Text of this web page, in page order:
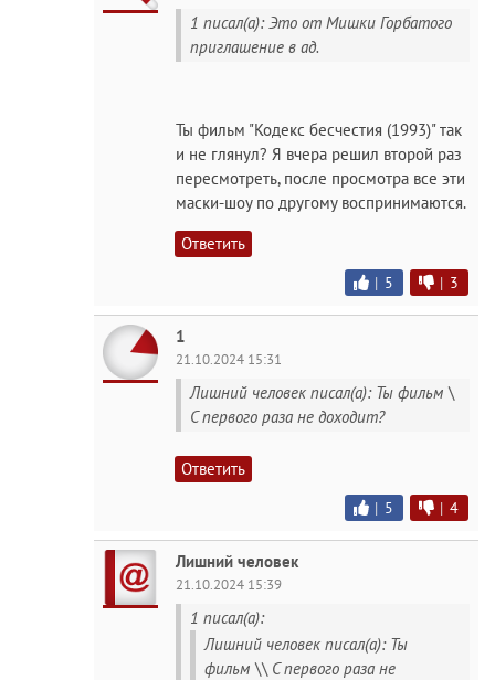
1 писал(а): Это от Мишки Горбатого
приглашение в ад.
Ты фильм "Кодекс бесчестия (1993)" так
и не глянул? Я вчера решил второй раз
пересмотреть, после просмотра все эти
маски-шоу по другому воспринимаются.
Ответить
| 5 | 3
1
21.10.2024 15:31
Лишний человек писал(а): Ты фильм \
С первого раза не доходит?
Ответить
| 5 | 4
Лишний человек
21.10.2024 15:39
1 писал(а):
Лишний человек писал(а): Ты
фильм \\ С первого раза не